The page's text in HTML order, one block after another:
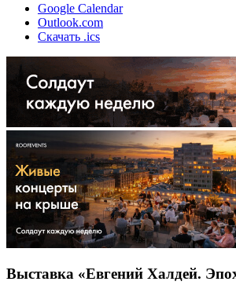
Google Calendar
Outlook.com
Скачать .ics
Выставка «Евгений Халдей.